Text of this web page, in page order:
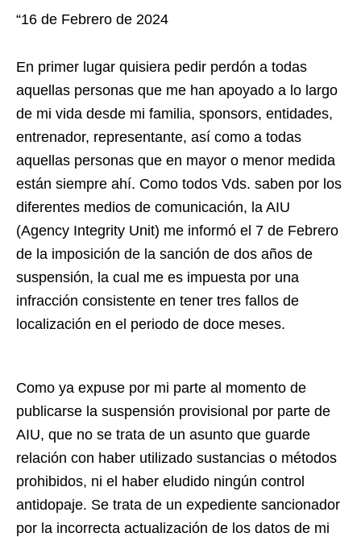
“16 de Febrero de 2024
En primer lugar quisiera pedir perdón a todas
aquellas personas que me han apoyado a lo largo
de mi vida desde mi familia, sponsors, entidades,
entrenador, representante, así como a todas
aquellas personas que en mayor o menor medida
están siempre ahí. Como todos Vds. saben por los
diferentes medios de comunicación, la AIU
(Agency Integrity Unit) me informó el 7 de Febrero
de la imposición de la sanción de dos años de
suspensión, la cual me es impuesta por una
infracción consistente en tener tres fallos de
localización en el periodo de doce meses.
Como ya expuse por mi parte al momento de
publicarse la suspensión provisional por parte de
AIU, que no se trata de un asunto que guarde
relación con haber utilizado sustancias o métodos
prohibidos, ni el haber eludido ningún control
antidopaje. Se trata de un expediente sancionador
por la incorrecta actualización de los datos de mi